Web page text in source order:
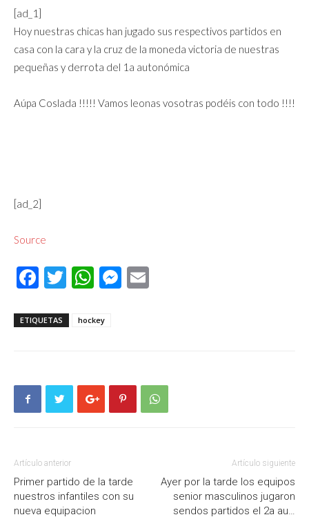
[ad_1]
Hoy nuestras chicas han jugado sus respectivos partidos en
casa con la cara y la cruz de la moneda victoria de nuestras
pequeñas y derrota del 1a autonómica
Aúpa Coslada !!!!! Vamos leonas vosotras podéis con todo !!!!
[ad_2]
Source
Facebook
Twitter
WhatsApp
Messenger
ETIQUETAS hockey
Artículo anterior
Primer partido de la tarde
nuestros infantiles con su
nueva equipacion
Artículo siguiente
Ayer por la tarde los equipos
senior masculinos jugaron
sendos partidos el 2a au…